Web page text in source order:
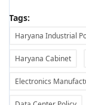
Tags:
Haryana Industrial
Haryana Cabinet
Electronics